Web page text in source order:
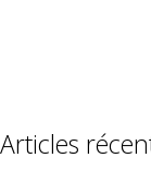
Articles